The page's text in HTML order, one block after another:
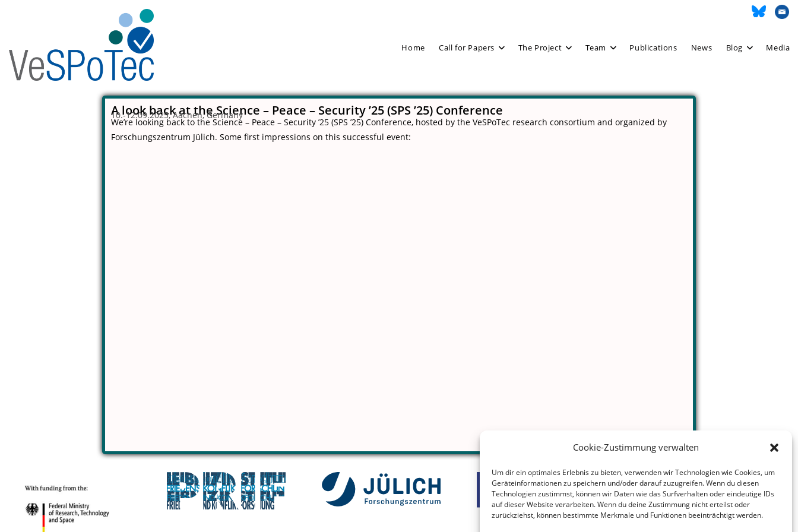
Cookie-Zustimmung verwalten
Um dir ein optimales Erlebnis zu bieten, verwenden wir Technologien wie Cookies, um
Geräteinformationen zu speichern und/oder darauf zuzugreifen. Wenn du diesen
Technologien zustimmst, können wir Daten wie das Surfverhalten oder eindeutige IDs
auf dieser Website verarbeiten. Wenn du deine Zustimmung nicht erteilst oder
zurückziehst, können bestimmte Merkmale und Funktionen beeinträchtigt werden.
Home Call for Papers The Project Team Publications News Blog Media
A look back at the Science – Peace – Security ’25 (SPS ’25) Conference
10.-12.09.2025, Aachen, Germany
We’re looking back to the Science – Peace – Security ’25 (SPS ’25) Conference, hosted by the VeSPoTec research consortium and organized by
Forschungszentrum Jülich. Some first impressions on this successful event: